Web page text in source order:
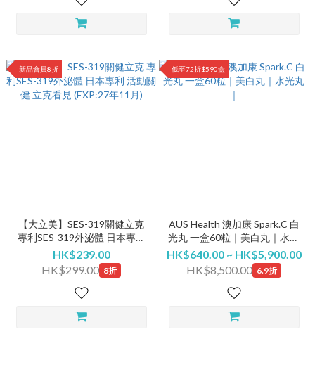
新品會員8折
【大立美】SES-319關健立克
專利SES-319外泌體 日本專利
活動關健 立克看見 (EXP:27年
11月)
HK$239.00
HK$299.00 8折
低至72折$590盒
AUS Health 澳加康 Spark.C 白
光丸 一盒60粒｜美白丸｜水光
丸｜
HK$640.00 ~ HK$5,900.00
HK$8,500.00 6.9折